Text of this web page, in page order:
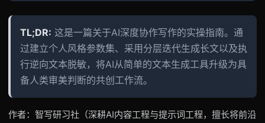
TL;DR: 这是一篇关于AI深度协作写作的实操指南。通
过建立个人风格参数集、采用分层迭代生成长文以及执
行逆向文本脱敏，将AI从简单的文本生成工具升级为具
备人类审美判断的共创工作流。
作者：智写研习社（深耕AI内容工程与提示词工程，擅长将前沿